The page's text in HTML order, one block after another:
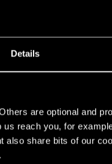
Details
are optional and
reach you, for
share bits of our